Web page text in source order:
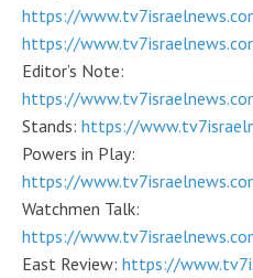
https://
https://
Editor’s Note:
https://
Stands: https://
Powers in Play:
https://
Watchmen Talk:
https://
East Review: https://